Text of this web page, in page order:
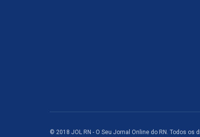
© 2018 JOL RN - O Seu Jornal Online do RN. Todos os